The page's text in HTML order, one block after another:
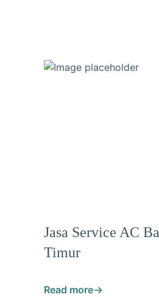
Jasa Service AC
Timur
Read more